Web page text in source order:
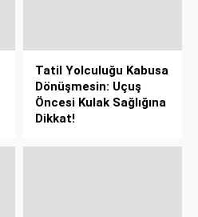
Tatil Yolculuğu Kabusa
Dönüşmesin: Uçuş
Öncesi Kulak Sağlığına
Dikkat!